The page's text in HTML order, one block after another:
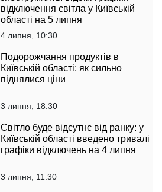
відключення світла у Київській
області на 5 липня
4 липня, 10:30
Подорожчання продуктів в
Київській області: як сильно
піднялися ціни
3 липня, 18:30
Світло буде відсутнє від ранку: у
Київській області введено тривалі
графіки відключень на 4 липня
3 липня, 11:30